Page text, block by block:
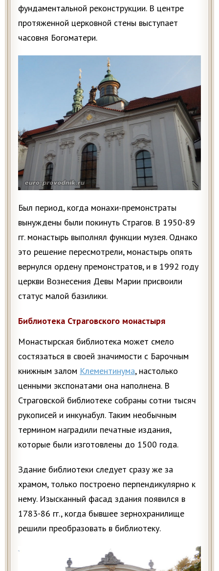
фундаментальной реконструкции. В центре
протяженной церковной стены выступает
часовня Богоматери.
Был период, когда монахи-премонстраты
вынуждены были покинуть Страгов. В 1950-89
гг. монастырь выполнял функции музея. Однако
это решение пересмотрели, монастырь опять
вернулся ордену премонстратов, и в 1992 году
церкви Вознесения Девы Марии присвоили
статус малой базилики.
Библиотека Страговского монастыря
Монастырская библиотека может смело
состязаться в своей значимости с Барочным
книжным залом Клементинума, настолько
ценными экспонатами она наполнена. В
Страговской библиотеке собраны сотни тысяч
рукописей и инкунабул. Таким необычным
термином наградили печатные издания,
которые были изготовлены до 1500 года.
Здание библиотеки следует сразу же за
храмом, только построено перпендикулярно к
нему. Изысканный фасад здания появился в
1783-86 гг., когда бывшее зернохранилище
решили преобразовать в библиотеку.